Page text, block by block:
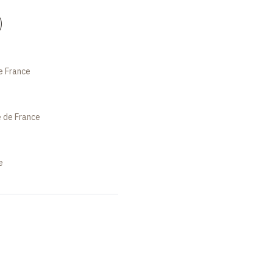
France
France